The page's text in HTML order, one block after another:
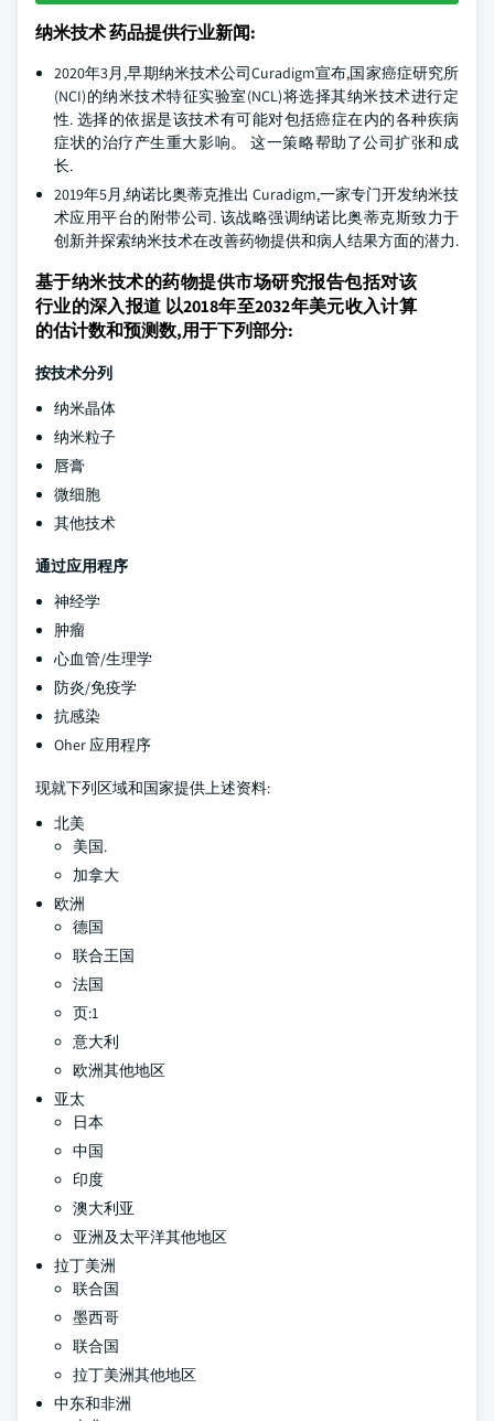
纳米技术 药品提供行业新闻:
2020年3月,早期纳米技术公司Curadigm宣布,国家癌症研究所
(NCI)的纳米技术特征实验室(NCL)将选择其纳米技术进行定
性. 选择的依据是该技术有可能对包括癌症在内的各种疾病
症状的治疗产生重大影响。 这一策略帮助了公司扩张和成
长.
2019年5月,纳诺比奥蒂克推出 Curadigm,一家专门开发纳米技
术应用平台的附带公司. 该战略强调纳诺比奥蒂克斯致力于
创新并探索纳米技术在改善药物提供和病人结果方面的潜力.
基于纳米技术的药物提供市场研究报告包括对该
行业的深入报道 以2018年至2032年美元收入计算
的估计数和预测数,用于下列部分:
按技术分列
纳米晶体
纳米粒子
唇膏
微细胞
其他技术
通过应用程序
神经学
肿瘤
心血管/生理学
防炎/免疫学
抗感染
Oher 应用程序
现就下列区域和国家提供上述资料:
北美
美国.
加拿大
欧洲
德国
联合王国
法国
页:1
意大利
欧洲其他地区
亚太
日本
中国
印度
澳大利亚
亚洲及太平洋其他地区
拉丁美洲
联合国
墨西哥
联合国
拉丁美洲其他地区
中东和非洲